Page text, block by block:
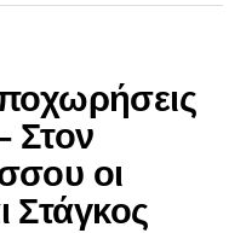
Στον
οι
Στάγκος